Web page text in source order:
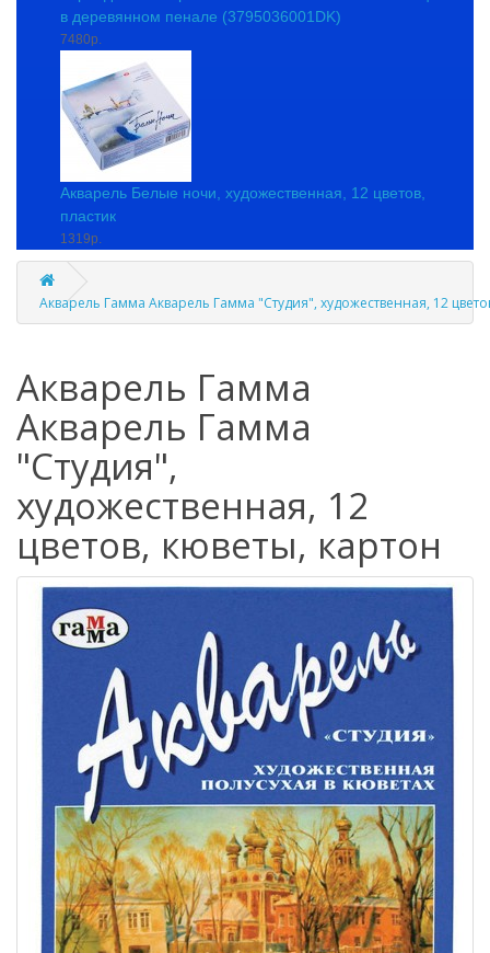
в деревянном пенале (3795036001DK)
7480р.
Акварель Белые ночи, художественная, 12 цветов,
пластик
1319р.
Акварель Гамма Акварель Гамма "Студия", художественная, 12
Акварель Гамма
Акварель Гамма
"Студия",
художественная, 12
цветов, кюветы, картон